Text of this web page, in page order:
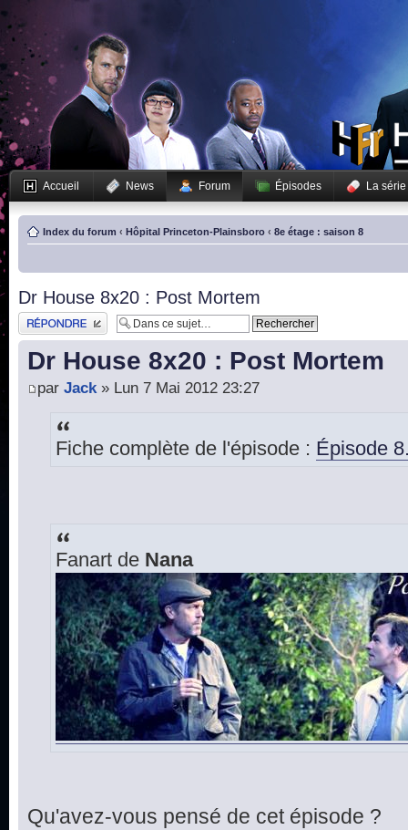
Accueil News Forum Épisodes La série
Index du forum ‹ Hôpital Princeton-Plainsboro ‹ 8e étage : saison 8
Dr House 8x20 : Post Mortem
Publier une réponse
Dr House 8x20 : Post Mortem
par Jack» Lun 7 Mai 2012 23:27
Fiche complète de l'épisode : Épisode
Fanart de Nana
Qu'avez-vous pensé de cet épisode ?